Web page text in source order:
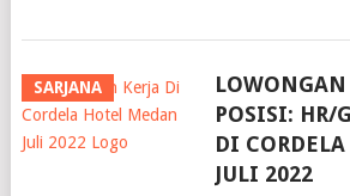
SARJANA
POSISI: HR/
DI
JULI 2022